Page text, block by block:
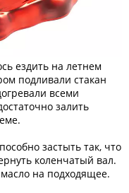
ездить на летнем
подливали стакан
всеми
залить
застыть так, что
коленчатый вал.
на подходящее.